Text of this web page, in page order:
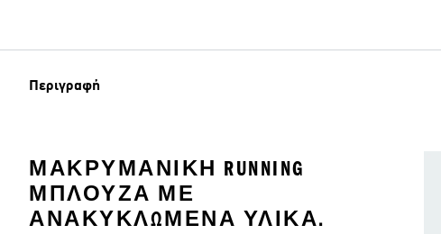
Περιγραφή
ΜΑΚΡΥΜΆΝΙΚΗ RUNNING
ΜΠΛΟΎΖΑ ΜΕ
ΑΝΑΚΥΚΛΩΜΈΝΑ ΥΛΙΚΆ.